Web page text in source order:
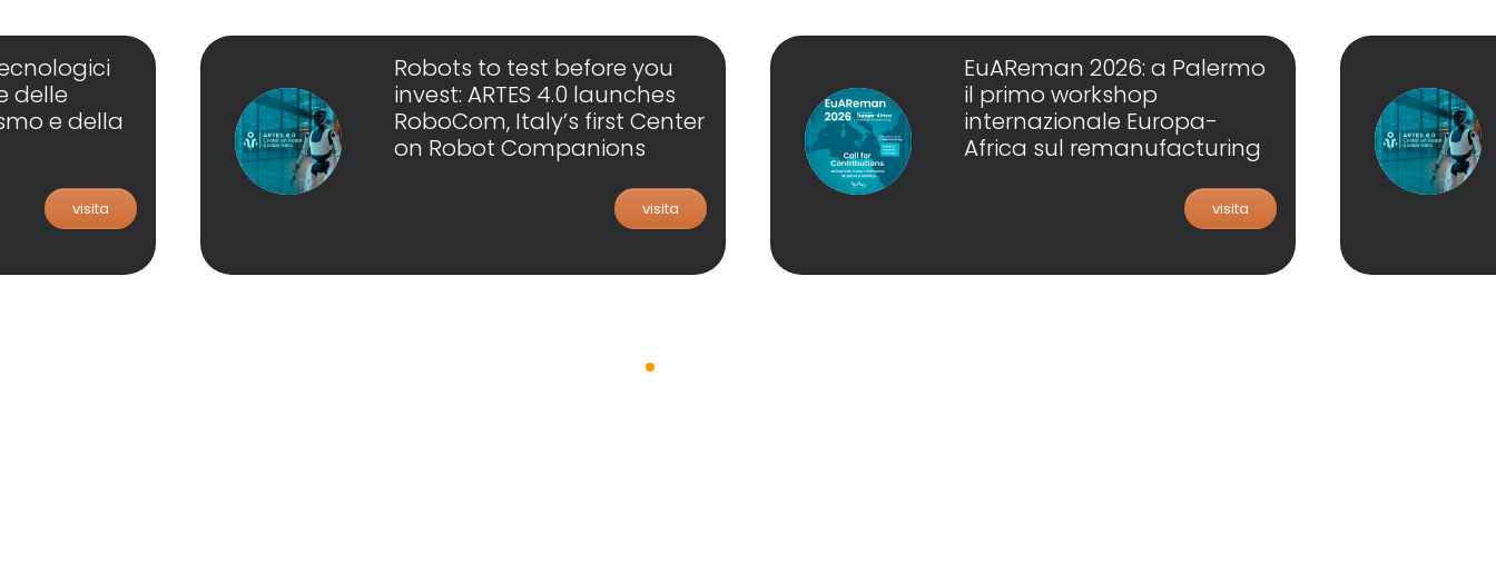
delle
e della
visita
Robots to test before you
invest: ARTES 4.0 launches
RoboCom, Italy’s first Center
on Robot Companions
visita
EuAReman 2026: a Palermo
il primo workshop
internazionale Europa-
Africa sul remanufacturing
visita